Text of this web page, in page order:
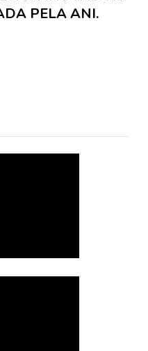
PELA ANI.